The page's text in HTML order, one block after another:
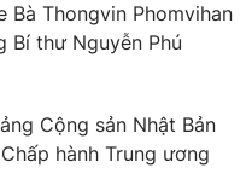
Thể thao
lòng Việt
Bà Thongvin Phomvihan
Bí thư Nguyễn Phú
Cộng sản Nhật Bản
hành Trung ương